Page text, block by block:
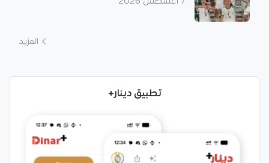
المزيد
تطبيق دينار+